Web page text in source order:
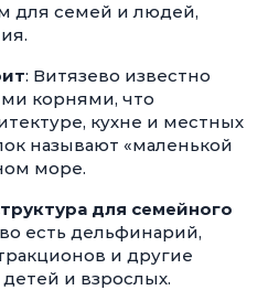
для семей и людей,
: Витязево известно
корнями, что
кухне и местных
называют «маленькой
море.
для семейного
есть дельфинарий,
и другие
и взрослых.